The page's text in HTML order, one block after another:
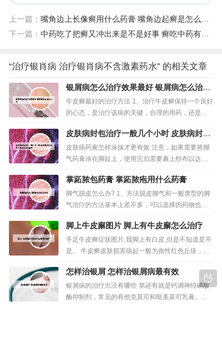
上一篇： 嘴角边上长像癣用什么药膏 嘴角边起癣是怎么回事
下一篇： 中药吃了把癣又冲出来是不是好事 癣吃中药有用吗
“治疗银肖病 治疗银肖病不含激素药水” 的相关文章
银屑病怎么治疗效果最好 银屑病怎么治疗
有效
牛皮癣最好的治疗方法 1、治疗牛皮癣保持一个良好
的心态，是治疗该病的关键，合理的用药，还是可
以降低其复发几率的。用药时应注意：不可片面追
求近期疗效。西医治疗虽然快捷，但是容易复发。
选用中医治疗比较好。2、第一：双氧水治疗牛皮
癣。双氧水在我们的日常生活中非常常见，此偏方
需要将双氧水稀释，在双氧水中兑入...
皮肤病封包治疗一般几个小时 皮肤病封包
治疗一般几个小时能好
皮肤病药膏怎样涂抹才更有效 注意，如果需要将脚
气药膏涂在脚趾上，使用完后需要裹上纱布以达到
更好的治疗效果。如何提高药效如果皮肤角化增厚
严重，脚气药膏很难渗透吸收，可以先用水杨酸软
膏使角质软化，再用脚气药膏。接下来，您可以将
药膏点在痘痘上或涂抹在整个面部区域上。但是，
不应过度涂抹，以免不必要的刺激和皮...
掌跖脓包药膏 掌跖脓疱用什么药膏
脚气脱皮怎么办? 1、方法脱皮脚气和一般类型的脚
气治疗的方法基本上差不多，可以选择的药物也比
较多，一般主要是通过西药的方法来进行治疗，而
且大部分是外用药物。方法达克宁主要用于脚气的
预防和治疗以及足部健康护理。2、建议先用温水浸
泡，擦干，去除死皮。脚趾间用棉花覆盖，再用足
宜舒于棉花上面，持续贴附2小时...
脚上牛皮廨图片 脚上有牛皮廨怎么治疗
手足牛皮癣症状图片,我脚上有白皮,但是不知道是不
是。 牛皮癣皮肤损害病起一般为炎性红色丘疹，粟
粒至绿豆大，继逐渐扩大或融合成为棕红色斑块，
边界清楚，周围有炎性红晕，基底浸润明显，表面
覆盖多层干燥的银白色鳞屑。再看牛皮癣与手足癣
的症状表现：牛皮癣初发时为针头至扁豆大的炎性
怎样治银屑 怎样治银屑病最有效
银屑病的治疗方法有哪些 第还有就是钙调神经磷酸
酶抑制剂，常见的有他克莫司和吡美莫司乳膏。此